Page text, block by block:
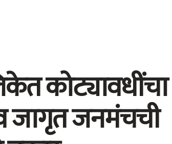
कोट्यावधींचा
जागृत जनमंचची